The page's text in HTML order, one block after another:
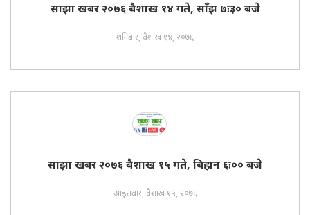
साझा खबर २०७६ बैशाख १४ गते, साँझ ७ः३० बजे
शनिबार, वैशाख १४, २०७६
साझा खबर २०७६ बैशाख १५ गते, बिहान ६ः०० बजे
आइतबार, वैशाख १५, २०७६